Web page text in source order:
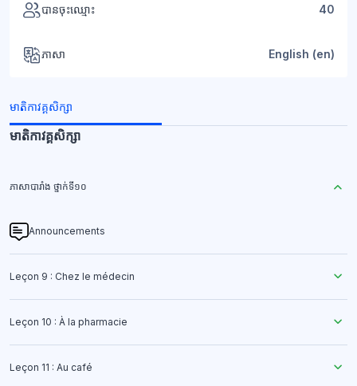
បានចុះឈ្មោះ 40
ភាសា English ‎(en)‎
មាតិកាវគ្គសិក្សា
មាតិកាវគ្គសិក្សា
ភាសាបារាំង ថ្នាក់ទី១០
Announcements
Leçon 9 : Chez le médecin
Leçon 10 : À la pharmacie
Leçon 11 : Au café